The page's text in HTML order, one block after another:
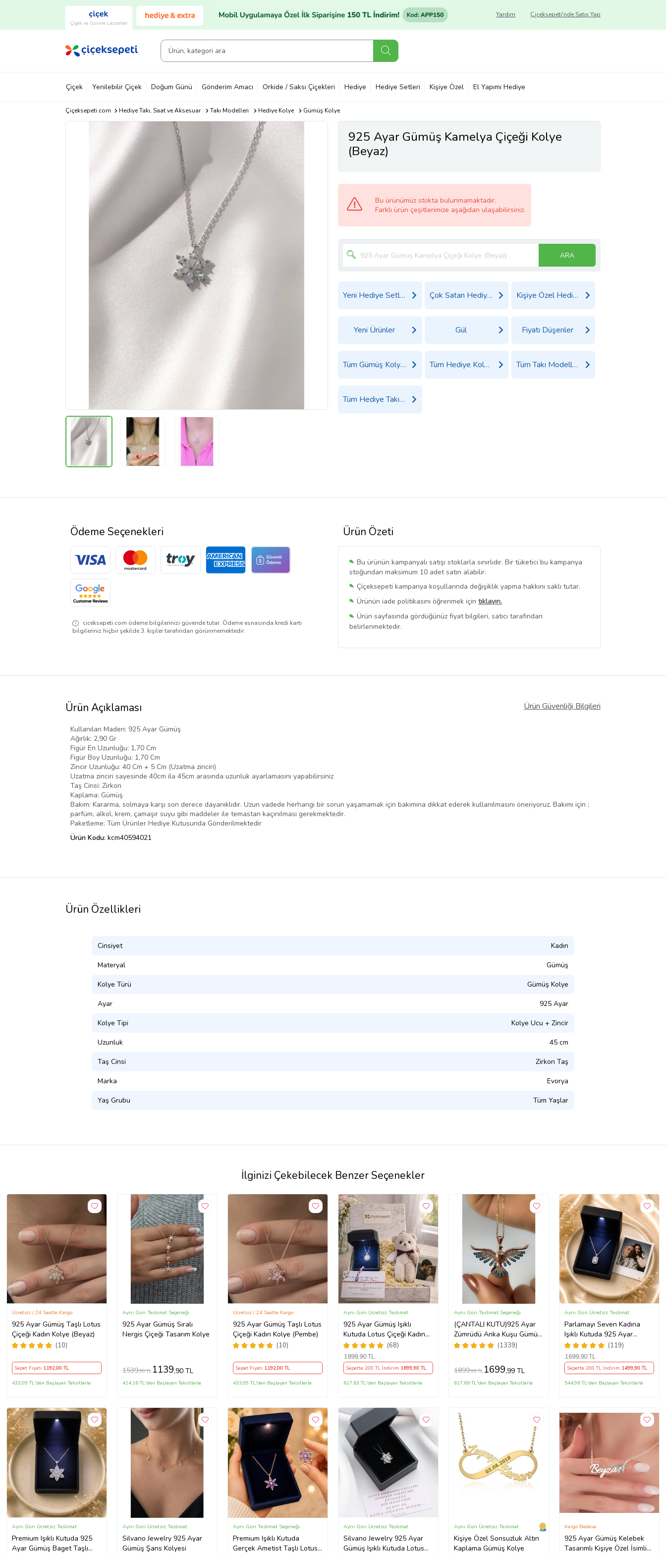
Çiçek ve Gurme Lezzetler
Çiçeksepeti'nde Satış Yap
Yardım
Çiçek Yenilebilir Çiçek Doğum Günü Gönderim Amacı Orkide / Saksı Çiçekleri Hediye Hediye Setleri Kişiye Özel El Yapımı Hediye
Çiçeksepeti.com Hediye Takı, Saat ve Aksesuar Takı Modelleri Hediye Kolye Gümüş Kolye
925 Ayar Gümüş Kamelya Çiçeği Kolye
(Beyaz)
Bu ürünümüz stokta bulunmamaktadır.
Farklı ürün çeşitlerimize aşağıdan ulaşabilirsiniz.
ARA
Yeni Hediye Setleri Çok Satan Hediyeler Kişiye Özel Hediyeler
Yeni Ürünler Gül Fiyatı Düşenler
Tüm Gümüş Kolye Ürünleri Tüm Hediye Kolye Ürünleri Tüm Takı Modelleri Ürünleri
Tüm Hediye Takı, Saat ve Aksesuar Ürünleri
Ürün Özeti
Bu ürünün kampanyalı satışı stoklarla sınırlıdır. Bir tüketici bu kampanya
stoğundan maksimum 10 adet satın alabilir.
Çiçeksepeti kampanya koşullarında değişiklik yapma hakkını saklı tutar.
Ürünün iade politikasını öğrenmek için tıklayın.
Ürün sayfasında gördüğünüz fiyat bilgileri, satıcı tarafından
belirlenmektedir.
Ödeme Seçenekleri
ciceksepeti.com ödeme bilgilerinizi güvende tutar. Ödeme esnasında kredi kartı
bilgileriniz hiçbir şekilde 3. kişiler tarafından görünmemektedir.
Ürün Açıklaması Ürün Güvenliği Bilgileri
Kullanılan Maden: 925 Ayar Gümüş
Ağırlık: 2,90 Gr
Figür En Uzunluğu: 1,70 Cm
Figür Boy Uzunluğu: 1,70 Cm
Zincir Uzunluğu: 40 Cm + 5 Cm (Uzatma zinciri)
Uzatma zinciri sayesinde 40cm ila 45cm arasında uzunluk ayarlamasını yapabilirsiniz
Taş Cinsi: Zirkon
Kaplama: Gümüş
Bakım: Kararma, solmaya karşı son derece dayanıklıdır. Uzun vadede herhangi bir sorun yaşamamak için bakımına dikkat ederek kullanılmasını öneriyoruz. Bakımı için ;
parfüm, alkol, krem, çamaşır suyu gibi maddeler ile temastan kaçınılması gerekmektedir.
Paketleme: Tüm Ürünler Hediye Kutusunda Gönderilmektedir
Ürün Kodu: kcm40594021
Ürün Özellikleri
Cinsiyet Kadın
Materyal Gümüş
Kolye Türü Gümüş Kolye
Ayar 925 Ayar
Kolye Tipi Kolye Ucu + Zincir
Uzunluk 45 cm
Taş Cinsi Zirkon Taş
Marka Evorya
Yaş Grubu Tüm Yaşlar
İlginizi Çekebilecek Benzer Seçenekler
925 Ayar Gümüş Taşlı Lotus
Çiçeği Kadın Kolye (Beyaz)
(10)
Ücretsiz / 24 Saatte Kargo
Sepet Fiyatı 1192,00 TL
433,09 TL'den Başlayan Taksitlerle
925 Ayar Gümüş Sıralı
Nergis Çiçeği Tasarım Kolye
Aynı Gün Teslimat Seçeneği
1539,90 TL 1139,90 TL
414,16 TL'den Başlayan Taksitlerle
925 Ayar Gümüş Taşlı Lotus
Çiçeği Kadın Kolye (Pembe)
(10)
Ücretsiz / 24 Saatte Kargo
Sepet Fiyatı 1192,00 TL
433,09 TL'den Başlayan Taksitlerle
925 Ayar Gümüş Işıklı
Kutuda Lotus Çiçeği Kadın
Kolye , Peluş Ayıcık
Anahtarlık Marteniçka
Bileklik, Polaroid Fotoğraf
Hediye
(68)
Aynı Gün Ücretsiz Teslimat
1899,90 TL
Sepette 200 TL İndirim 1699,90 TL
617,63 TL'den Başlayan Taksitlerle
(ÇANTALI KUTU)925 Ayar
Zümrüdü Anka Kuşu Gümüş
Kadın Kolye - MAVİ
(1339)
Aynı Gün Teslimat Seçeneği
1899,99 TL 1699,99 TL
617,66 TL'den Başlayan Taksitlerle
Parlamayı Seven Kadına
Işıklı Kutuda 925 Ayar
Gümüş Baget Kolye - Kişiye
Özel Fotoğraf Hediye
(119)
Aynı Gün Ücretsiz Teslimat
1699,90 TL
Sepette 200 TL İndirim 1499,90 TL
544,96 TL'den Başlayan Taksitlerle
Premium Işıklı Kutuda 925
Ayar Gümüş Baget Taşlı
Aynı Gün Ücretsiz Teslimat
Silvano Jewelry 925 Ayar
Gümüş Şans Kolyesi
Aynı Gün Ücretsiz Teslimat
Premium Işıklı Kutuda
Gerçek Ametist Taşlı Lotus
Aynı Gün Teslimat Seçeneği
Silvano Jewelry 925 Ayar
Gümüş Işıklı Kutuda Lotus
Aynı Gün Ücretsiz Teslimat
Kişiye Özel Sonsuzluk Altın
Kaplama Gümüş Kolye
Aynı Gün Ücretsiz Teslimat
925 Ayar Gümüş Kelebek
Tasarımlı Kişiye Özel İsimli
Kargo Bedava